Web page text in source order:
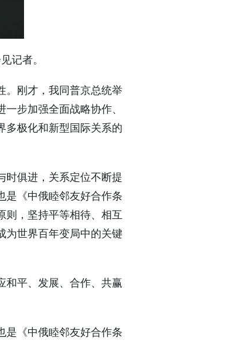
记者。
。刚才，我同普京总统举
步加强全面战略协作、
多极化和新型国际关系的
时俱进，关系定位不断提
是《中俄睦邻友好合作条
则，坚持平等相待、相互
为世界百年变局中的关键
和平、发展、合作、共赢
是《中俄睦邻友好合作条